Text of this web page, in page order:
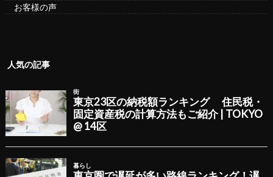
お客様の声
人気の記事